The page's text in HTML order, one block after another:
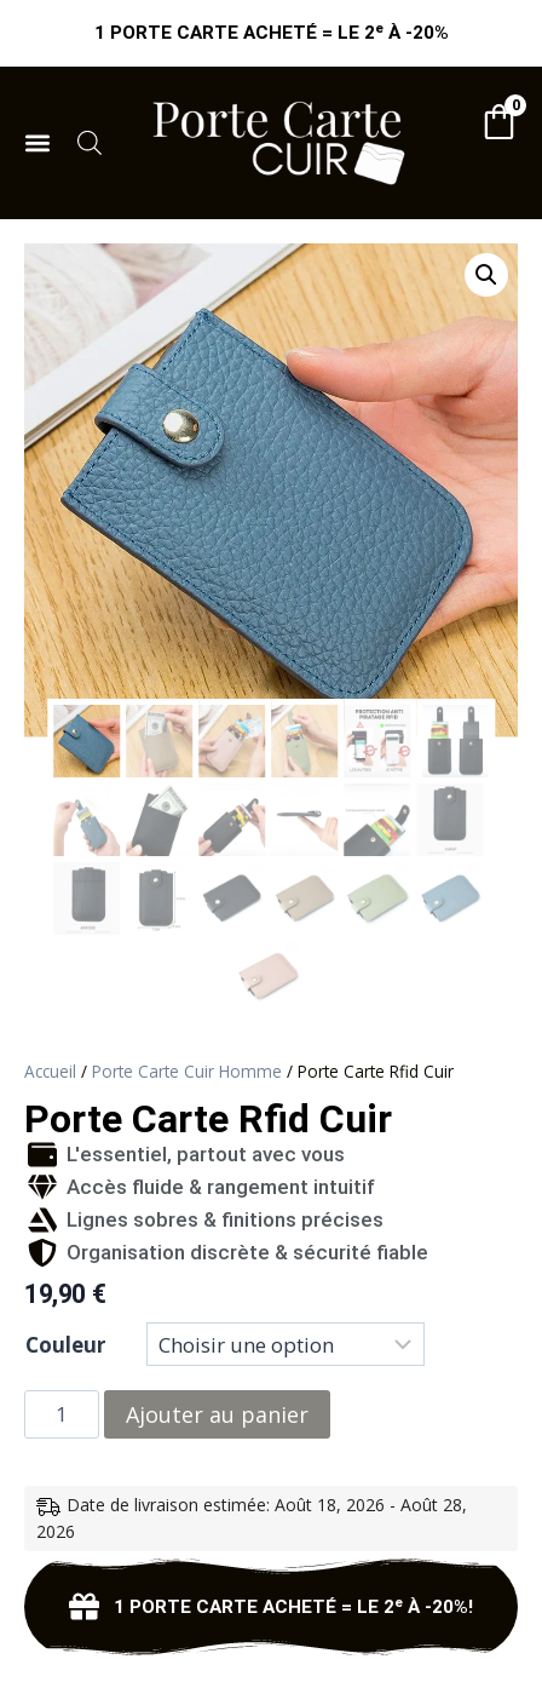
1 PORTE CARTE ACHETÉ = LE 2ᵉ À -20%
0
Accueil / Porte Carte Cuir Homme​ / Porte Carte Rfid Cuir
Porte Carte Rfid Cuir
L'essentiel, partout avec vous
Accès fluide & rangement intuitif
Lignes sobres & finitions précises
Organisation discrète & sécurité fiable
19,90 €
Couleur
Ajouter au panier
Date de livraison estimée: Août 18, 2026 - Août 28,
2026
1 PORTE CARTE ACHETÉ = LE 2ᵉ À -20%!